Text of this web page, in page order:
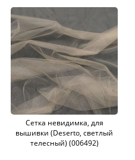
Сетка невидимка, для
вышивки (Deserto, светлый
телесный) (006492)